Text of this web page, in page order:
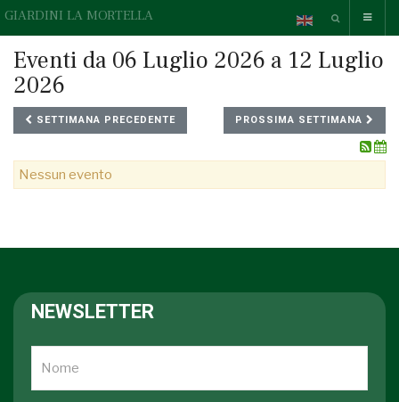
GIARDINI LA MORTELLA
Eventi da 06 Luglio 2026 a 12 Luglio
2026
SETTIMANA PRECEDENTE PROSSIMA SETTIMANA
Nessun evento
NEWSLETTER